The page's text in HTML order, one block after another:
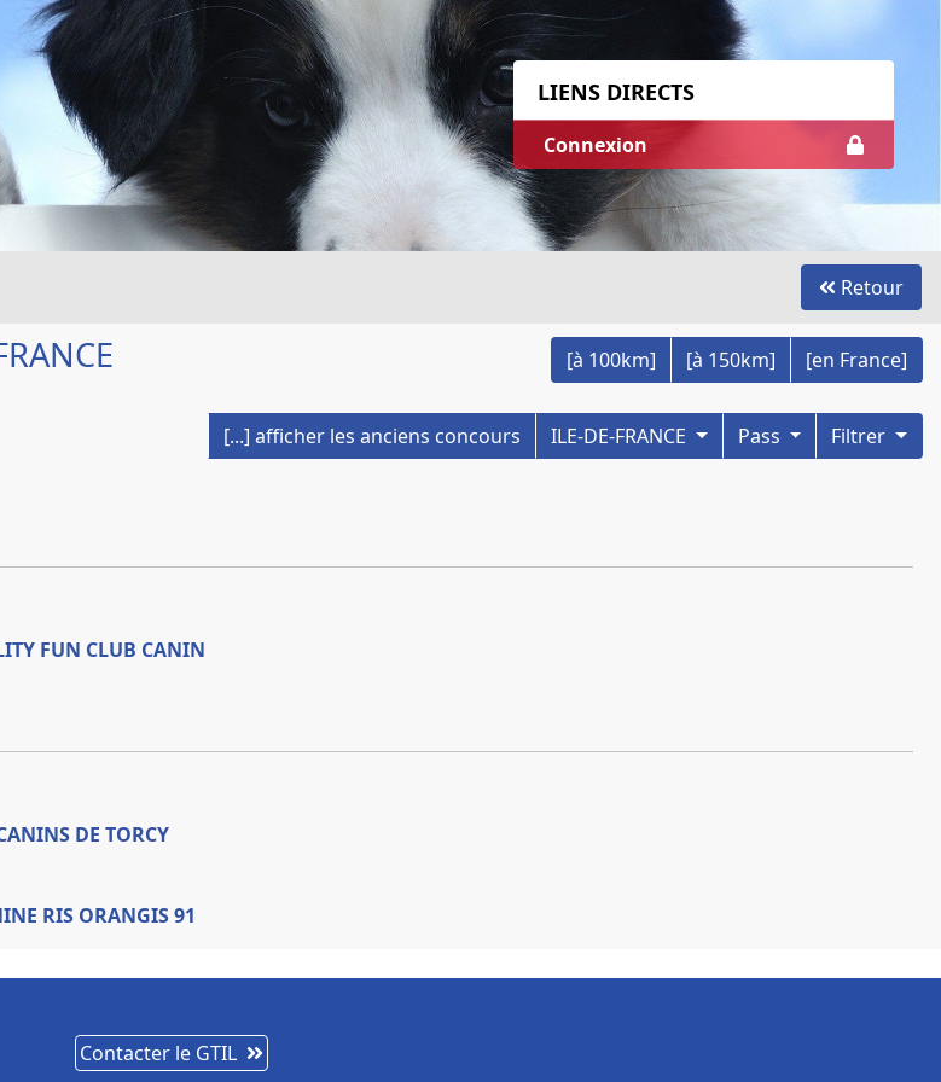
LIENS DIRECTS
Connexion
Retour
[à 100km] [à 150km] [en France]
[...] afficher les anciens concours ILE-DE-FRANCE Pass Filtrer
FUN CLUB CANIN
DE TORCY
RIS ORANGIS 91
Contacter le GTIL